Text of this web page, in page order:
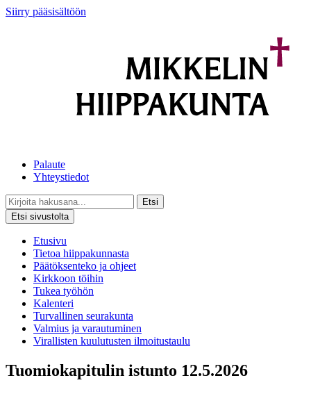
Siirry pääsisältöön
Palaute
Yhteystiedot
Etsi
Etsi sivustolta
Etusivu
Tietoa hiippakunnasta
Päätöksenteko ja ohjeet
Kirkkoon töihin
Tukea työhön
Kalenteri
Turvallinen seurakunta
Valmius ja varautuminen
Virallisten kuulutusten ilmoitustaulu
Tuomiokapitulin istunto 12.5.2026